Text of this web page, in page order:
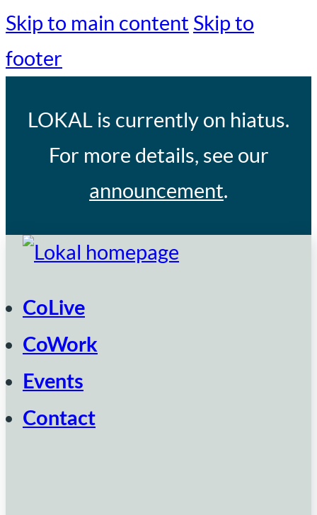
Skip to main content Skip to
footer
LOKAL is currently on hiatus.
For more details, see our
announcement.
CoLive
CoWork
Events
Contact